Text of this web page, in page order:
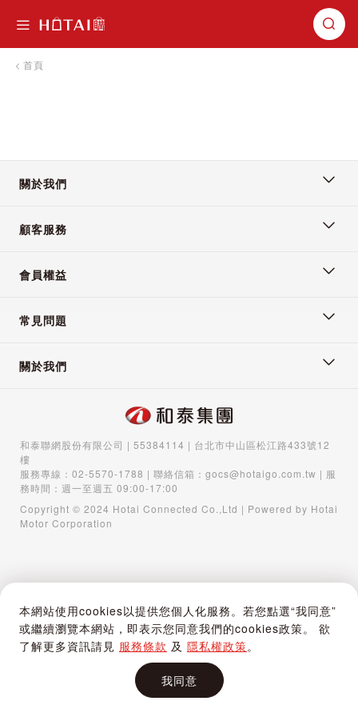
本網站使用cookies以提供您個人化服務。若您點選“我同意”
或繼續瀏覽本網站，即表示您同意我們的cookies政策。 欲
了解更多資訊請見 服務條款 及 隱私權政策。
我同意
購物車
首頁
關於我們
顧客服務
會員權益
常見問題
關於我們
和泰聯網股份有限公司 | 55384114 | 台北市中山區松江路433號12
樓
服務專線： 02-5570-1788 | 聯絡信箱： gocs@hotaigo.com.tw | 服
務時間：週一至週五 09:00-17:00
Copyright © 2024 Hotai Connected Co.,Ltd | Powered by Hotai
Motor Corporation